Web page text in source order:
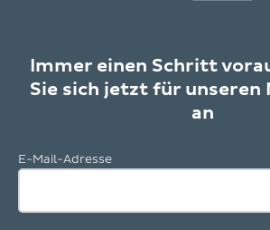
Immer einen Schritt
Sie sich jetzt für
an
E-Mail-Adresse